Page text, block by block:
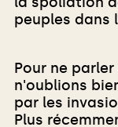
peuples dans
Pour ne parler
n'oublions
par les
Plus